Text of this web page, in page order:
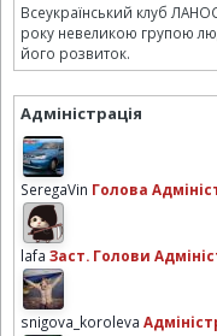
Всеукраїнський клуб
року невеликою групою
його розвиток.
Адміністрація
SeregaVin Голова
lafa Заст. Голови
snigova_koroleva